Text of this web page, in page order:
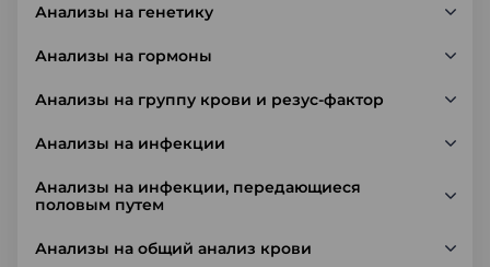
Анализы на генетику
Анализы на гормоны
Анализы на группу крови и резус-фактор
Анализы на инфекции
Анализы на инфекции, передающиеся
половым путем
Анализы на общий анализ крови